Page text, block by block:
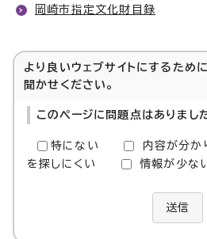
岡崎市指定文化財目録
より良いウェブサイトにするため
聞かせください。
このページに問題点はありまし
特にない 内容が分か
を探しにくい
情報が少な
送信